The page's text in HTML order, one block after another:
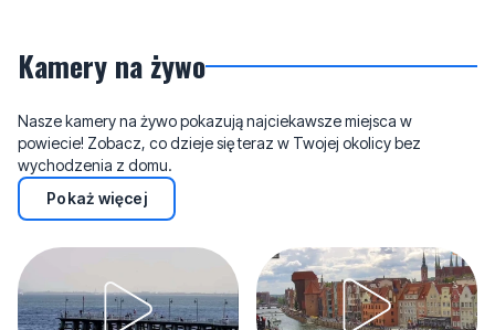
Kamery na żywo
Nasze kamery na żywo pokazują najciekawsze miejsca w
powiecie! Zobacz, co dzieje się teraz w Twojej okolicy bez
wychodzenia z domu.
Pokaż więcej